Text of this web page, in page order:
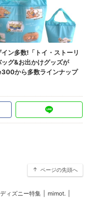
ページの先頭へ
ィズニー特集 mimot.